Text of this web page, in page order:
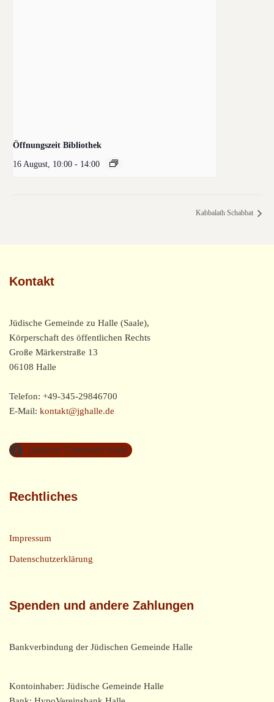
Öffnungszeit Bibliothek
16 August, 10:00 - 14:00
Kabbalath Schabbat
Kontakt
Jüdische Gemeinde zu Halle (Saale),
Körperschaft des öffentlichen Rechts
Große Märkerstraße 13
06108 Halle
Telefon: +49-345-29846700
E-Mail: kontakt@jghalle.de
Jüdische Gemeinde Halle
Rechtliches
Impressum
Datenschutzerklärung
Spenden und andere Zahlungen
Bankverbindung der Jüdischen Gemeinde Halle
Kontoinhaber: Jüdische Gemeinde Halle